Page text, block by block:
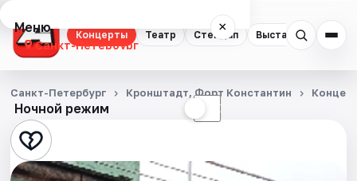
Концерты Театр Стендап Выставки
Меню ×
Санкт-Петербург
Концерты
Театр
Стендап
Ночной режим ☾
Санкт-Петербург Кронштадт, Форт Константин